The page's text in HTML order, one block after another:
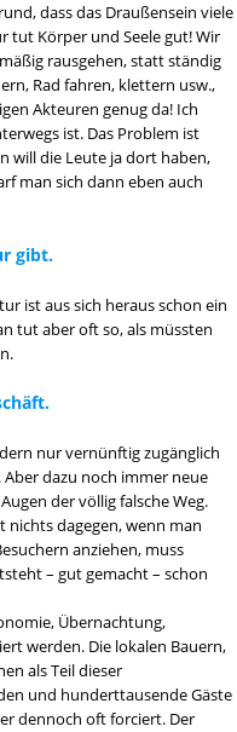
dass das Draußensein viele
tut Körper und Seele gut! Wir
rausgehen, statt ständig
Rad fahren, klettern usw.,
Akteuren genug da! Ich
ist. Das Problem ist
will die Leute ja dort haben,
man sich dann eben auch
gibt.
ist aus sich heraus schon ein
tut aber oft so, als müssten
nur vernünftig zugänglich
dazu noch immer neue
der völlig falsche Weg.
nichts dagegen, wenn man
anziehen, muss
– gut gemacht – schon
Übernachtung,
werden. Die lokalen Bauern,
als Teil dieser
und hunderttausende Gäste
dennoch oft forciert. Der